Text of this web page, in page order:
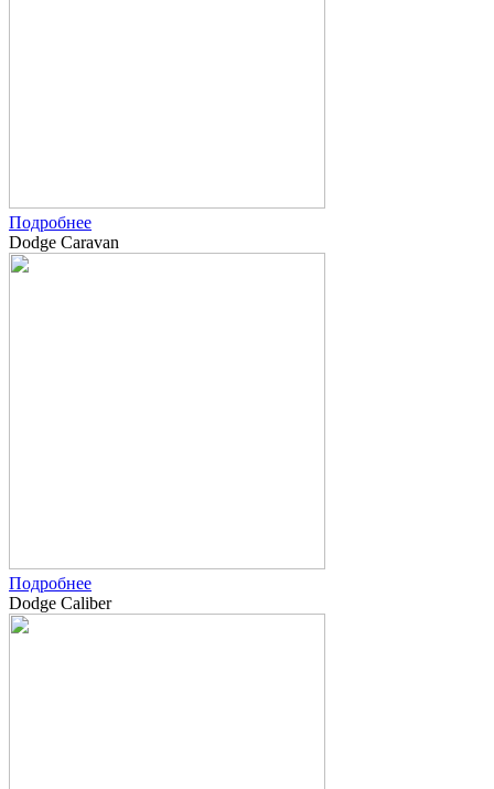
Подробнее
Dodge Caravan
Подробнее
Dodge Caliber